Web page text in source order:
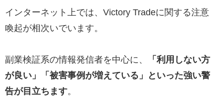
インターネット上では、Victory Tradeに関する注意
喚起が相次いでいます。
副業検証系の情報発信者を中心に、
「利用しない方
が良い」「被害事例が増えている」といった強い警
告が目立ちます。